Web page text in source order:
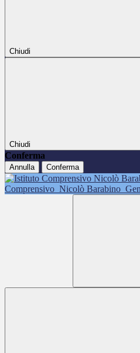
Chiudi
Chiudi
Conferma
Annulla Conferma
Comprensivo Nicolò Barabino